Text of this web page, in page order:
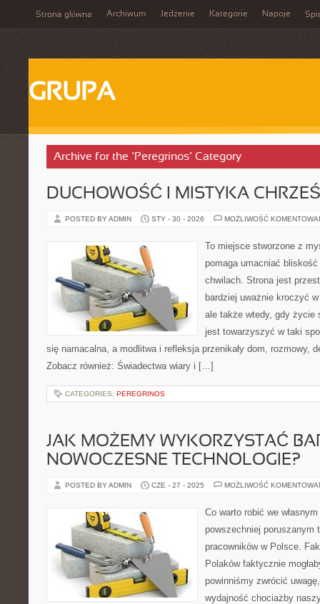
Strona główna Archiwum Jedzenie Kategorie Napoje
GRUPA
Archive for the ‘Peregrinos’ Category
DUCHOWOŚĆ I MISTYKA
POSTED BY ADMIN STY - 30 - 2026 MOŻLIWOŚĆ
To miejsce stworzone z
pomaga umacniać
chwilach. Strona jest
bardziej uważnie kroczyć
ale także wtedy, gdy życie
jest towarzyszyć w taki
się namacalna, a modlitwa i refleksja przenikały dom, rozmowy,
Zobacz również: Świadectwa wiary i […]
CATEGORIES: PEREGRINOS
JAK MOŻEMY WYKORZYSTAĆ
NOWOCZESNE TECHNOLOGIE?
POSTED BY ADMIN CZE - 27 - 2025 MOŻLIWOŚĆ
Co warto robić we
powszechniej poruszanym
pracowników w Polsce.
Polaków faktycznie
powinniśmy zwrócić
wydajność chociażby